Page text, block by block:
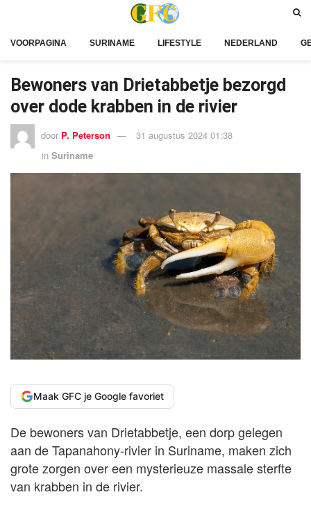
VOORPAGINA SURINAME LIFESTYLE NEDERLAND
Bewoners van Drietabbetje bezorgd
over dode krabben in de rivier
door P. Peterson
31 augustus 2024 01:38
in Suriname
Maak GFC je Google favoriet
De bewoners van Drietabbetje, een dorp gelegen
aan de Tapanahony-rivier in Suriname, maken zich
grote zorgen over een mysterieuze massale sterfte
van krabben in de rivier.